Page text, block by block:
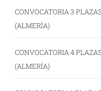
CONVOCATORIA 3
(ALMERÍA)
CONVOCATORIA 4
(ALMERÍA)